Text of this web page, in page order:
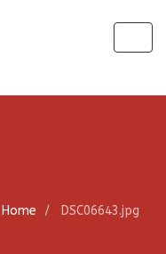
Home DSC06643.jpg